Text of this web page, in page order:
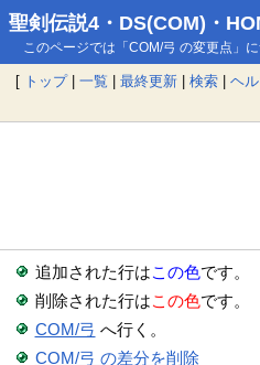
聖剣伝説4・DS(COM)・
このページでは「COM/弓 の変更点」
[ トップ| 一覧 | 最終更新 | 検索 | ヘ
追加された行はこの色です。
削除された行はこの色です。
COM/弓 へ行く。
COM/弓 の差分を削除